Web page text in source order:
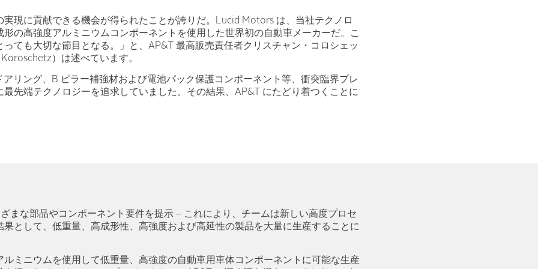
実現に貢献できる機会が得られたことが誇りだ。Lucid Motors は、当社テクノロ
形の高強度アルミニウムコンポーネントを使用した世界初の自動車メーカーだ。こ
っても大切な節目となる。」と、AP&T 最高販売責任者クリスチャン・コロシェッ
）は述べています。
リング、B ピラー補強材および電池パック保護コンポーネント等、衝突臨界プレ
最先端テクノロジーを追求していました。その結果、AP&T にたどり着つくことに
まな部品やコンポーネント要件を提示 – これにより、チームは新しい高度プロセ
果として、低重量、高成形性、高強度および高延性の製品を大量に生産することに
ルミニウムを使用して低重量、高強度の自動車用車体コンポーネントに可能な生産